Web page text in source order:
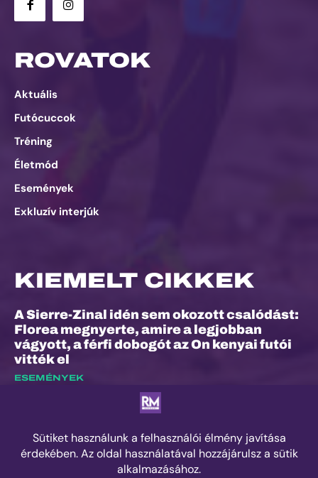
ROVATOK
Aktuális
Futócuccok
Tréning
Életmód
Események
Exkluzív interjúk
KIEMELT CIKKEK
A Sierre-Zinal idén sem okozott csalódást:
Florea megnyerte, amire a legjobban
vágyott, a férfi dobogót az On kenyai futói
vitték el
ESEMÉNYEK
Dalos Máté: „Nem ez volt életem
legkönnyebb versenye”
EXKLUZÍV INTERJÚK
Száz kilométer, amely végül nem rólam